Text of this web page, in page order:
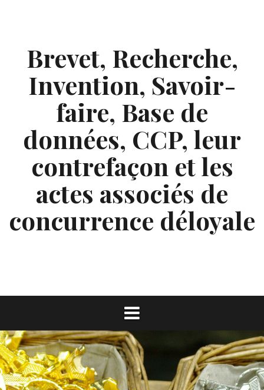
Brevet, Recherche,
Invention, Savoir-
faire, Base de
données, CCP, leur
contrefaçon et les
actes associés de
concurrence déloyale